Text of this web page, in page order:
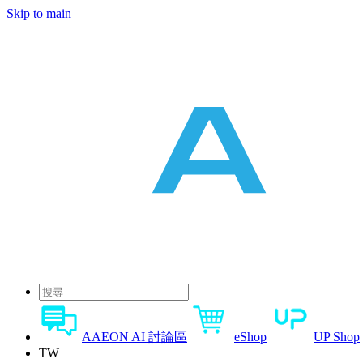
Skip to main
AAEON AI 討論區 eShop
UP Shop
TW